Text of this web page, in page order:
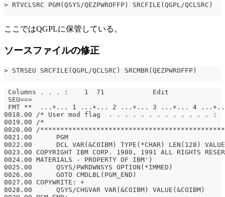
> RTVCLSRC PGM(QSYS/QEZPWROFFP) SRCFILE(QGPL/QCLSRC)
ここではQGPLに保管している。
ソースファイルの修正
> STRSEU SRCFILE(QGPL/QCLSRC) SRCMBR(QEZPWROFFP)
Columns . . . :    1  71            Edit
SEU==>
FMT **  ...+... 1 ...+... 2 ...+... 3 ...+... 4
0018.00 /* User mod flag  . . . . . . . . . . . . . :
0019.00 /*
0020.00 /
0021.00      PGM
0022.00      DCL VAR(&COIBM) TYPE(*CHAR) LEN(128)
0023.00 COPYRIGHT IBM CORP. 1980, 1991 ALL RIGHTS
0024.00 MATERIALS - PROPERTY OF IBM')
0025.00      QSYS/PWRDWNSYS OPTION(*IMMED)
0026.00      GOTO CMDLBL(PGM_END)
0027.00 COPYWRITE: +
0028.00      QSYS/CHGVAR VAR(&COIBM) VALUE(&COIBM)